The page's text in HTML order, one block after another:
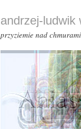
andrzej-ludwik
przyziemie nad